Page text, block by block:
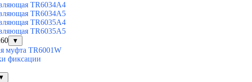
TR6034A4
TR6034A5
TR6035A4
TR6035A5
▼
муфта TR6001W
фиксации